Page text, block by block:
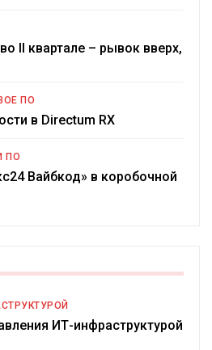
II квартале – рывок вверх,
ПО
в Directum RX
ПО
Вайбкод» в коробочной
ИТ-инфраструктурой